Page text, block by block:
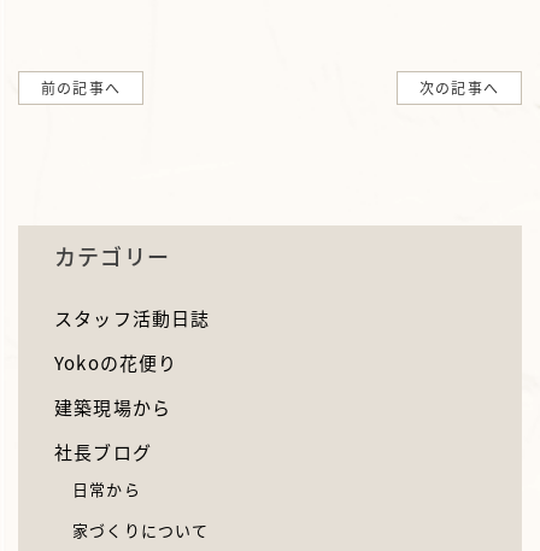
前の記事へ 次の記事へ
カテゴリー
スタッフ活動日誌
Yokoの花便り
建築現場から
社長ブログ
日常から
家づくりについて